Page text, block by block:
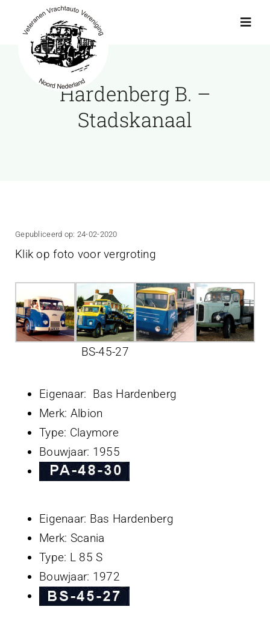
inhoud
Actueel
Interviews
Contact
Hardenberg B. –
Stadskanaal
Gepubliceerd op: 24-02-2020
Klik op foto voor vergroting
BS-45-27
Eigenaar: Bas Hardenberg
Merk: Albion
Type: Claymore
Bouwjaar: 1955
Eigenaar: Bas Hardenberg
Merk: Scania
Type: L 85 S
Bouwjaar: 1972